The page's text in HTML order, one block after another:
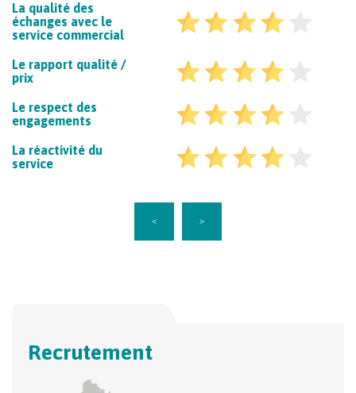
Recrutement
La qualité des
échanges avec le
service commercial
Le rapport qualité /
prix
Le respect des
engagements
La réactivité du
service
< >